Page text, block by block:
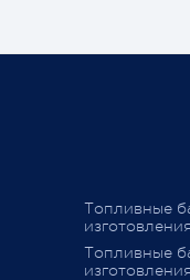
График
15 декабря
Топливные
Топливные